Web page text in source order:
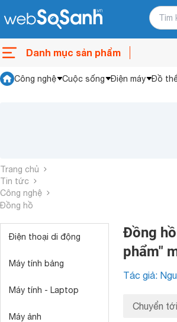
Danh mục sản phẩm
Công nghệ Cuộc sống Điện máy Đồ
Trang chủ
Tin tức
Công nghệ
Đồng hồ
Điện thoại di động
Máy tính bảng
Máy tính - Laptop
Máy ảnh
Đồng
phẩm"
Tác giả:
Chuyển